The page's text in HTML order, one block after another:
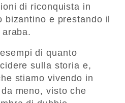
di riconquista in
bizantino e prestando il
di quanto
sulla storia e,
stiamo vivendo in
meno, visto che